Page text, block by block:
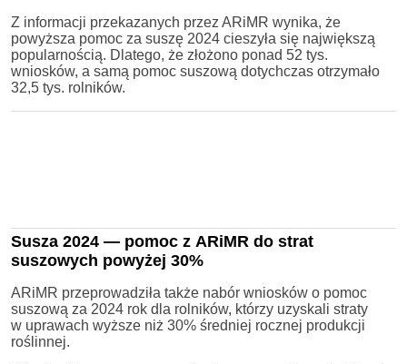
Z informacji przekazanych przez ARiMR wynika, że
powyższa pomoc za suszę 2024 cieszyła się największą
popularnością. Dlatego, że złożono ponad 52 tys.
wniosków, a samą pomoc suszową dotychczas otrzymało
32,5 tys. rolników.
Susza 2024 — pomoc z ARiMR do strat
suszowych powyżej 30%
ARiMR przeprowadziła także nabór wniosków o pomoc
suszową za 2024 rok dla rolników, którzy uzyskali straty
w uprawach wyższe niż 30% średniej rocznej produkcji
roślinnej.